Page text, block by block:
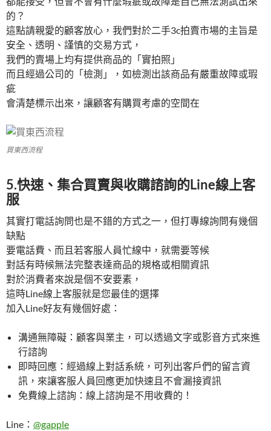
的？
這點請親愛的顧客放心，我們對於二手3c拍賣市場的主旨是
安全、透明、謹慎的交易方式，
我們的賣場上均有提供商品的「實拍照」
而且經過公司的「檢測」，如檢測出該商品有嚴重故障或瑕
疵
會清楚標示出來，讓顧客有購買考慮的空間在
買東西流程
5.快速、集合買賣與收購諮詢的Line線上客
服
其實打電話詢問也是不錯的方式之一，但打專線詢問有幾個
缺點
要電話費、而且若客服人員忙線中，就需要等候
對話有時候無法完整表達商品的規格或相關資訊
對於消費者來說是個不安要素，
這時Line線上客服就是您最佳的選擇
加入Line好友有幾個好處：
溝通無障礙：顧客與業主，可以透過文字或影音方式來進
行諮詢
即時回應：經過線上對話系統，可列出客戶們的留言資
訊，來讓客服人員回應更加快速且不會漏接資訊
免費線上諮詢：線上諮詢是不用收費的！
Line： @gapple